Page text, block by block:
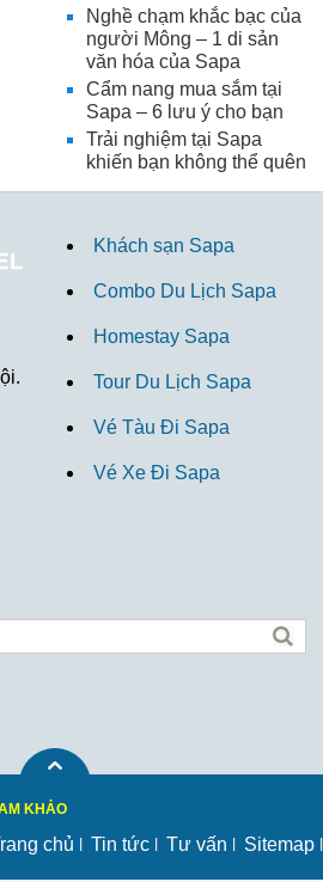
Nghề chạm khắc bạc của
người Mông – 1 di sản
văn hóa của Sapa
Cẩm nang mua sắm tại
Sapa – 6 lưu ý cho bạn
Trải nghiệm tại Sapa
khiến bạn không thể quên
Khách sạn Sapa
Combo Du Lịch Sapa
Homestay Sapa
Tour Du Lịch Sapa
Vé Tàu Đi Sapa
Vé Xe Đi Sapa
KHẢO
chủ Tin tức Tư vấn Sitemap